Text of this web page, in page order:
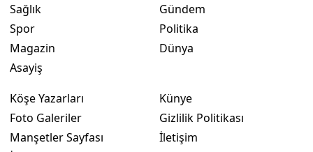
Sağlık
Spor
Magazin
Asayiş
Gündem
Politika
Dünya
Köşe Yazarları
Foto Galeriler
Manşetler Sayfası
Künye
Gizlilik Politikası
İletişim